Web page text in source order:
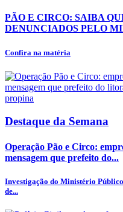
PÃO E CIRCO: SAIBA
DENUNCIADOS PELO
Confira na matéria
Destaque da Semana
Operação Pão e Circo:
mensagem que prefeito do...
Investigação do Ministério
de...